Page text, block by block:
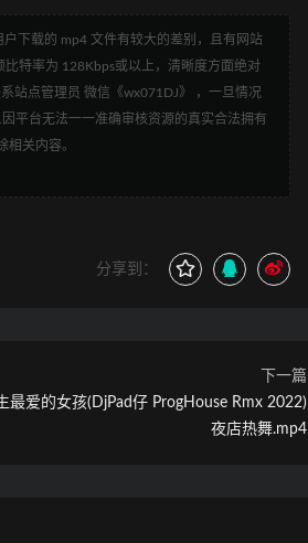
下载的 mp4 文件有较大的差别，且有网站
特率为 128Kbps或以上，清晰度方面绝对
站点管理员 微信《wx071DJ》 ，一旦情况
平台无法一一准确审核资源的真实合法拥有
关内容。
分享到：
下一篇
最爱的女孩(DjPad仔 ProgHouse Rmx 2022)
夜店热舞.mp4